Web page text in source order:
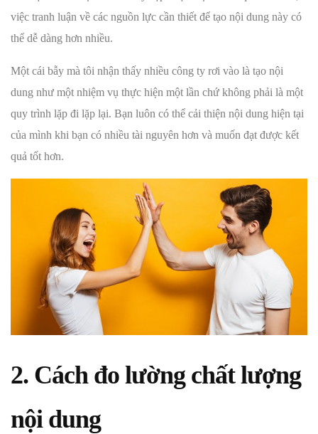
việc tranh luận về các nguồn lực cần thiết để tạo nội dung này có
thể dễ dàng hơn nhiều.
Một cái bẫy mà tôi nhận thấy nhiều công ty rơi vào là tạo nội
dung như một nhiệm vụ thực hiện một lần chứ không phải là một
quy trình lặp đi lặp lại. Bạn luôn có thể cải thiện nội dung hiện tại
của mình khi bạn có nhiều tài nguyên hơn và muốn đạt được kết
quả tốt hơn.
2. Cách đo lường chất lượng
nội dung